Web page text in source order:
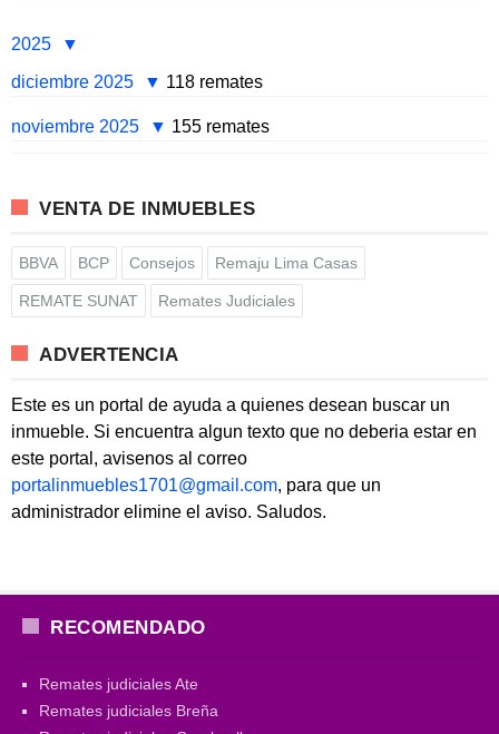
2025
diciembre 2025
118 remates
noviembre 2025 155 remates
VENTA DE INMUEBLES
BBVA BCP Consejos Remaju Lima Casas
REMATE SUNAT Remates Judiciales
ADVERTENCIA
Este es un portal de ayuda a quienes desean buscar un
inmueble. Si encuentra algun texto que no deberia estar en
este portal, avisenos al correo
portalinmuebles1701@gmail.com, para que un
administrador elimine el aviso. Saludos.
RECOMENDADO
Remates judiciales Ate
Remates judiciales Breña